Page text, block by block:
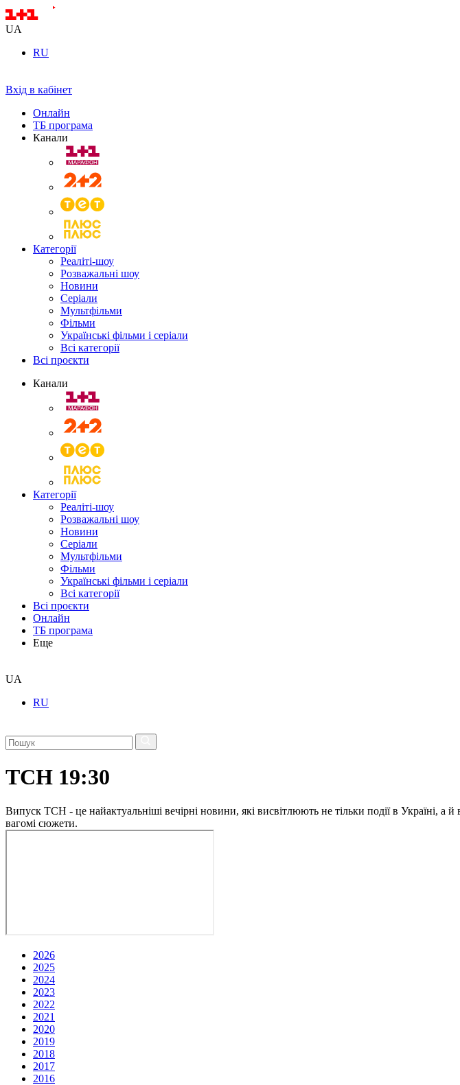
UA
RU
Вхід в кабінет
Онлайн
ТБ програма
Канали
Категорії
Реаліті-шоу
Розважальні шоу
Новини
Серіали
Мультфільми
Фільми
Українські фільми і серіали
Всі категорії
Всі проєкти
Канали
Категорії
Реаліті-шоу
Розважальні шоу
Новини
Серіали
Мультфільми
Фільми
Українські фільми і серіали
Всі категорії
Всі проєкти
Онлайн
ТБ програма
Еще
UA
RU
ТСН 19:30
Випуск ТСН - це найактуальніші вечірні новини, які висвітлюють не тільки події в Україні, а
вагомі сюжети.
2026
2025
2024
2023
2022
2021
2020
2019
2018
2017
2016